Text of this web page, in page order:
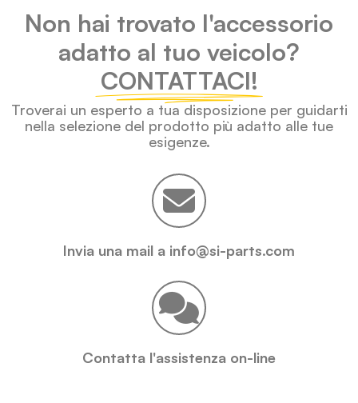
Non hai trovato l'accessorio
adatto al tuo veicolo?
CONTATTACI!
Troverai un esperto a tua disposizione per guidarti
nella selezione del prodotto più adatto alle tue
esigenze.
Invia una mail a info@si-parts.com
Contatta l'assistenza on-line